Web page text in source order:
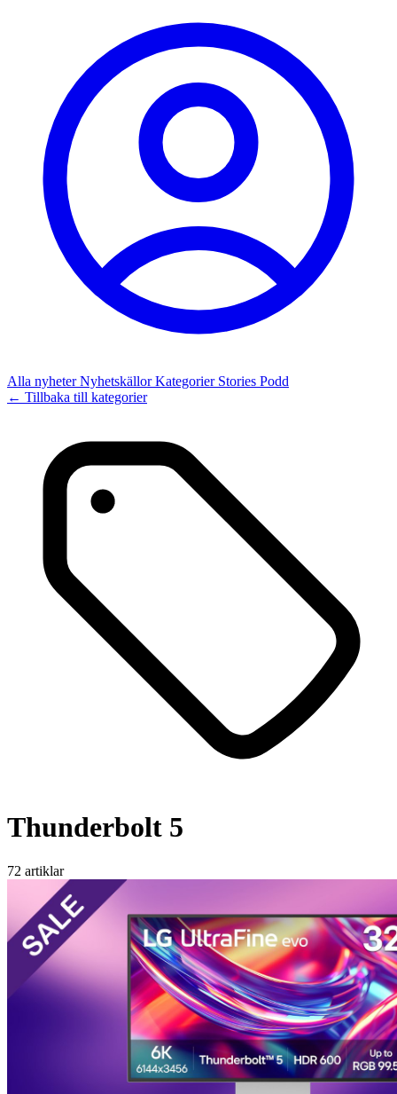
Alla nyheterNyhetskällorKategorier Stories Podd
← Tillbaka till kategorier
Thunderbolt 5
72 artiklar